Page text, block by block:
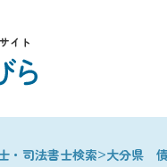
イト
司法書士検索>大分県